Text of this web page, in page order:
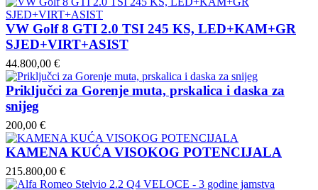
VW Golf 8 GTI 2.0 TSI 245 KS, LED+KAM+GR
SJED+VIRT+ASIST
44.800,00 €
Priključci za Gorenje muta, prskalica i daska za
snijeg
200,00 €
KAMENA KUĆA VISOKOG POTENCIJALA
215.800,00 €